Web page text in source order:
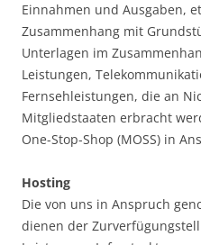
Einnahmen und Ausgaben,
Zusammenhang mit
Unterlagen im
Leistungen,
Fernsehleistungen, die an
Mitgliedstaaten erbracht
One-Stop-Shop (MOSS) in
Hosting
Die von uns in Anspruch
dienen der